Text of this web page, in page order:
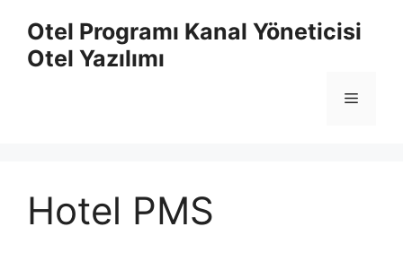
Otel Programı Kanal Yöneticisi
Otel Yazılımı
Menü
Hotel PMS